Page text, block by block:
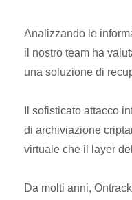
Analizzando le
il nostro team ha
una soluzione di
Il sofisticato attacco
di archiviazione
virtuale che il layer
Da molti anni,